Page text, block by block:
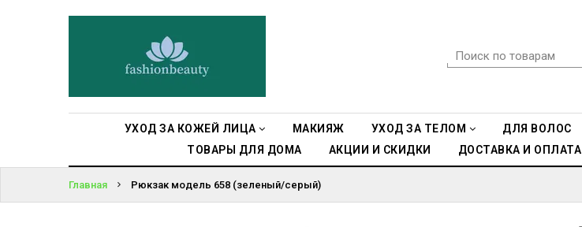
УХОД ЗА КОЖЕЙ ЛИЦА МАКИЯЖ УХОД ЗА ТЕЛОМ ДЛЯ ВОЛОС
ТОВАРЫ ДЛЯ ДОМА
АКЦИИ И СКИДКИ ДОСТАВКА И ОПЛАТА
ДЛЯ ВОЛОС
ВОЙТИ
ПАРОЛЬ?
Главная Рюкзак модель 658 (зеленый/серый)